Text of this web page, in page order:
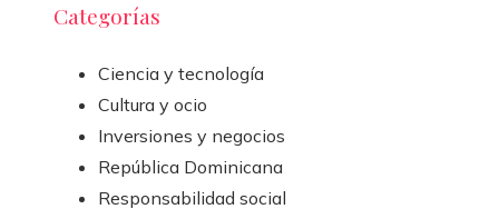
Categorías
Ciencia y tecnología
Cultura y ocio
Inversiones y negocios
República Dominicana
Responsabilidad social